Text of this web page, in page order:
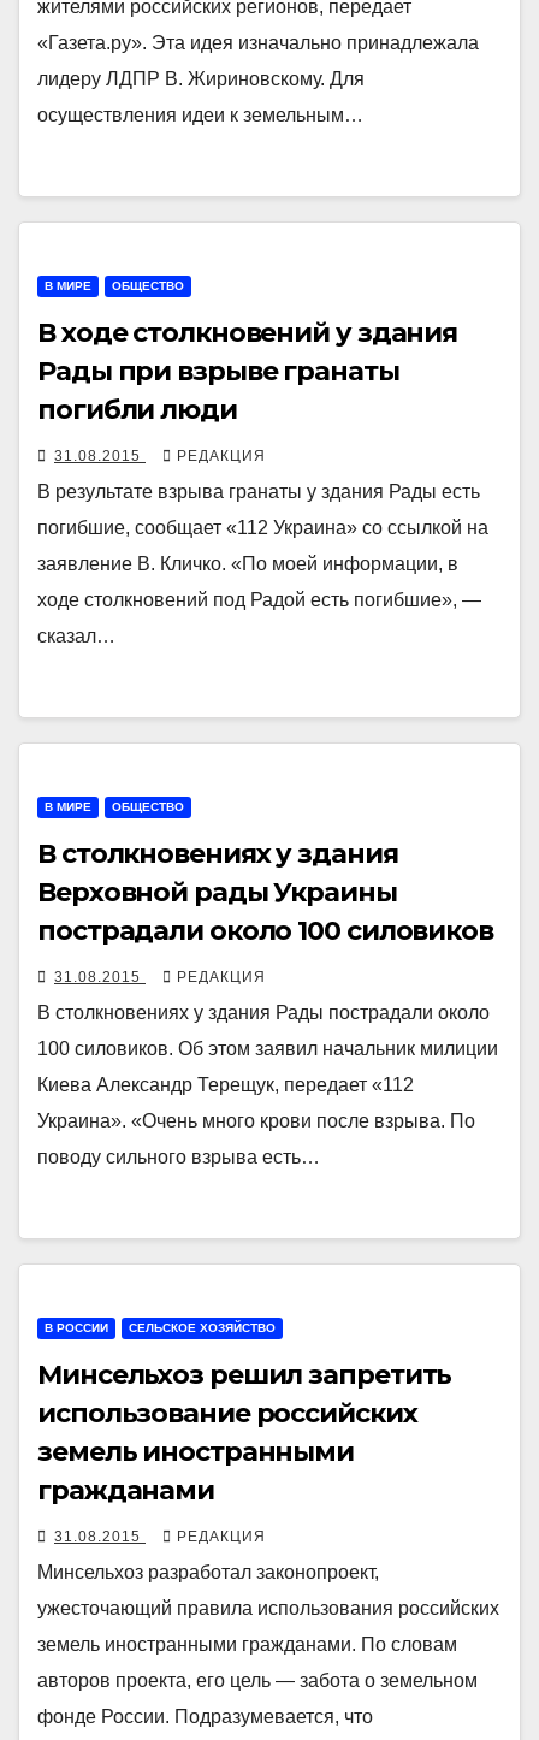
жителями российских регионов, передает
«Газета.ру». Эта идея изначально принадлежала
лидеру ЛДПР В. Жириновскому. Для
осуществления идеи к земельным…
В МИРЕ ОБЩЕСТВО
В ходе столкновений у здания
Рады при взрыве гранаты
погибли люди
31.08.2015 РЕДАКЦИЯ
В результате взрыва гранаты у здания Рады есть
погибшие, сообщает «112 Украина» со ссылкой на
заявление В. Кличко. «По моей информации, в
ходе столкновений под Радой есть погибшие», —
сказал…
В МИРЕ ОБЩЕСТВО
В столкновениях у здания
Верховной рады Украины
пострадали около 100 силовиков
31.08.2015 РЕДАКЦИЯ
В столкновениях у здания Рады пострадали около
100 силовиков. Об этом заявил начальник милиции
Киева Александр Терещук, передает «112
Украина». «Очень много крови после взрыва. По
поводу сильного взрыва есть…
В РОССИИ СЕЛЬСКОЕ ХОЗЯЙСТВО
Минсельхоз решил запретить
использование российских
земель иностранными
гражданами
31.08.2015 РЕДАКЦИЯ
Минсельхоз разработал законопроект,
ужесточающий правила использования российских
земель иностранными гражданами. По словам
авторов проекта, его цель — забота о земельном
фонде России. Подразумевается, что